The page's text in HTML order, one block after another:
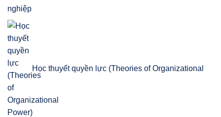
Học thuyết quyền lực (Theories of Organizational